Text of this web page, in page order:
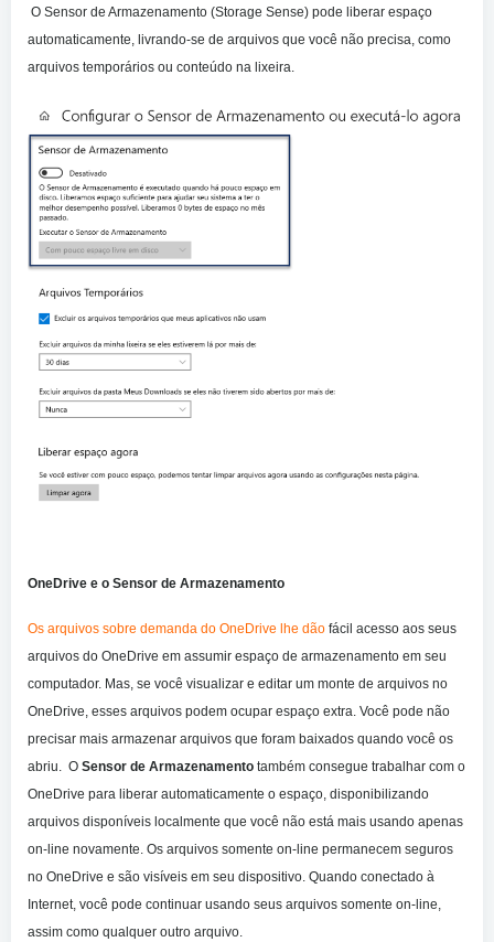
O Sensor de Armazenamento (Storage Sense) pode liberar espaço
automaticamente, livrando-se de arquivos que você não precisa, como
arquivos temporários ou conteúdo na lixeira.
OneDrive e o Sensor de Armazenamento
Os arquivos sobre demanda do OneDrive lhe dão fácil acesso aos seus
arquivos do OneDrive em assumir espaço de armazenamento em seu
computador. Mas, se você visualizar e editar um monte de arquivos no
OneDrive, esses arquivos podem ocupar espaço extra. Você pode não
precisar mais armazenar arquivos que foram baixados quando você os
abriu. O Sensor de Armazenamento também consegue trabalhar com o
OneDrive para liberar automaticamente o espaço, disponibilizando
arquivos disponíveis localmente que você não está mais usando apenas
on-line novamente. Os arquivos somente on-line permanecem seguros
no OneDrive e são visíveis em seu dispositivo. Quando conectado à
Internet, você pode continuar usando seus arquivos somente on-line,
assim como qualquer outro arquivo.